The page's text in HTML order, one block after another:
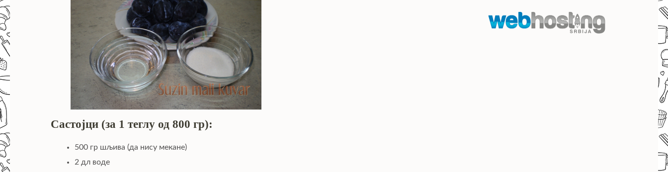
Састојци (за 1 теглу од 800 гр):
500 гр шљива (да нису мекане)
2 дл воде